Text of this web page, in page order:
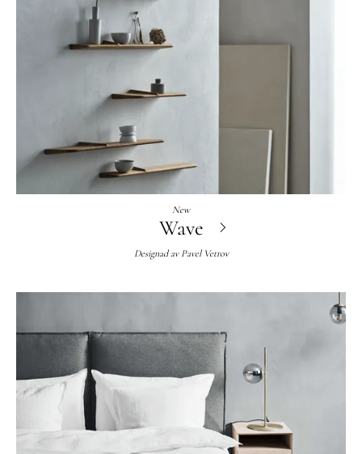
New
Wave
Designad av Pavel Vetrov